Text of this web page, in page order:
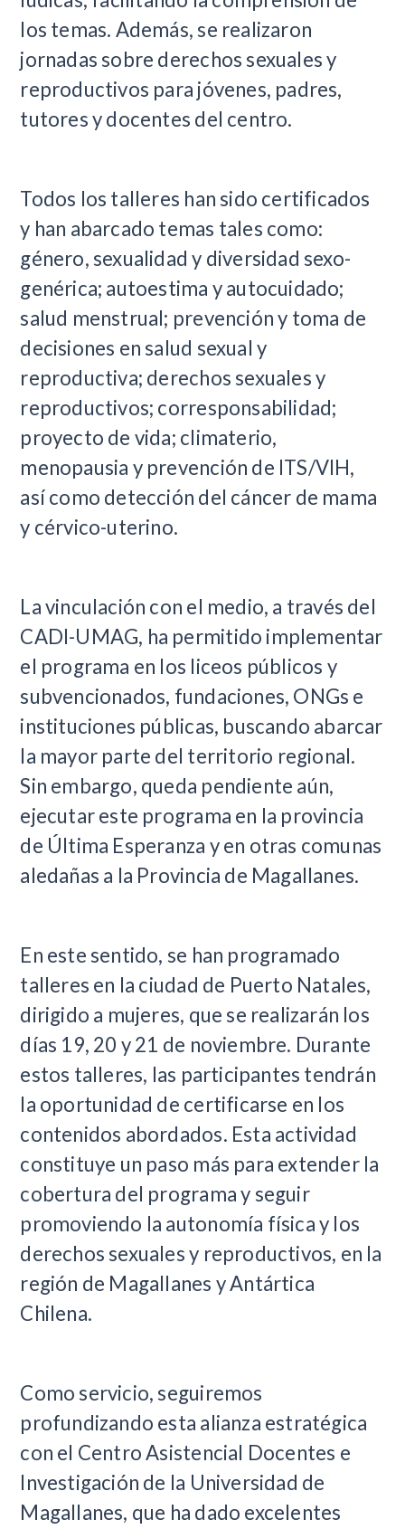
los temas. Además, se realizaron
jornadas sobre derechos sexuales y
reproductivos para jóvenes, padres,
tutores y docentes del centro.
Todos los talleres han sido certificados
y han abarcado temas tales como:
género, sexualidad y diversidad sexo-
genérica; autoestima y autocuidado;
salud menstrual; prevención y toma de
decisiones en salud sexual y
reproductiva; derechos sexuales y
reproductivos; corresponsabilidad;
proyecto de vida; climaterio,
menopausia y prevención de ITS/VIH,
así como detección del cáncer de mama
y cérvico-uterino.
La vinculación con el medio, a través del
CADI-UMAG, ha permitido implementar
el programa en los liceos públicos y
subvencionados, fundaciones, ONGs e
instituciones públicas, buscando abarcar
la mayor parte del territorio regional.
Sin embargo, queda pendiente aún,
ejecutar este programa en la provincia
de Última Esperanza y en otras comunas
aledañas a la Provincia de Magallanes.
En este sentido, se han programado
talleres en la ciudad de Puerto Natales,
dirigido a mujeres, que se realizarán los
días 19, 20 y 21 de noviembre. Durante
estos talleres, las participantes tendrán
la oportunidad de certificarse en los
contenidos abordados. Esta actividad
constituye un paso más para extender la
cobertura del programa y seguir
promoviendo la autonomía física y los
derechos sexuales y reproductivos, en la
región de Magallanes y Antártica
Chilena.
Como servicio, seguiremos
profundizando esta alianza estratégica
con el Centro Asistencial Docentes e
Investigación de la Universidad de
Magallanes, que ha dado excelentes